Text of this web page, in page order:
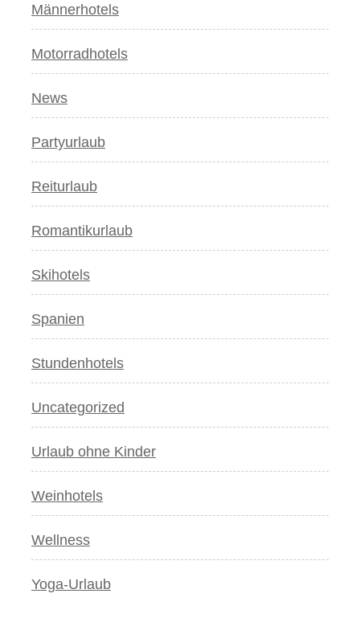
Männerhotels
Motorradhotels
News
Partyurlaub
Reiturlaub
Romantikurlaub
Skihotels
Spanien
Stundenhotels
Uncategorized
Urlaub ohne Kinder
Weinhotels
Wellness
Yoga-Urlaub